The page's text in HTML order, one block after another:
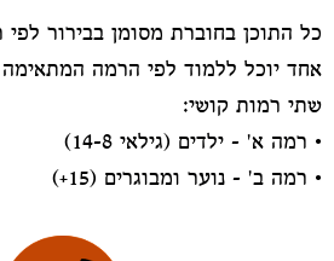
כל התוכן בחוברת מסומן בבירור
אחד יוכל ללמוד לפי הרמה המתאימה
שתי רמות קושי:
•⁠ ⁠רמה א' – ילדים (גילאי 8–14)
•⁠ ⁠רמה ב' – נוער ומבוגרים (15+)